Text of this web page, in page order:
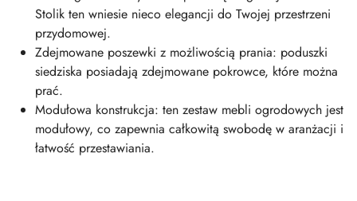
Stolik ten wniesie nieco elegancji do Twojej przestrzeni
przydomowej.
Zdejmowane poszewki z możliwością prania: poduszki
siedziska posiadają zdejmowane pokrowce, które można
prać.
Modułowa konstrukcja: ten zestaw mebli ogrodowych jest
modułowy, co zapewnia całkowitą swobodę w aranżacji i
łatwość przestawiania.